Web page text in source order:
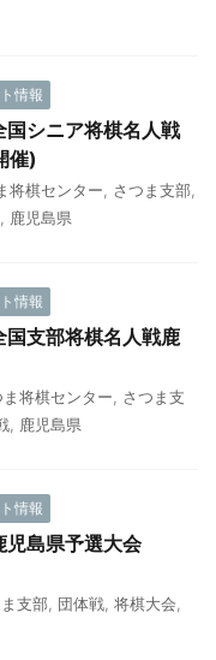
情報
国シニア将棋名人戦
催)
将棋センター さつま支部
鹿児島県
情報
国支部将棋名人戦鹿
ま将棋センター
さつま支
鹿児島県
情報
島県予選大会
支部 団体戦 将棋大会